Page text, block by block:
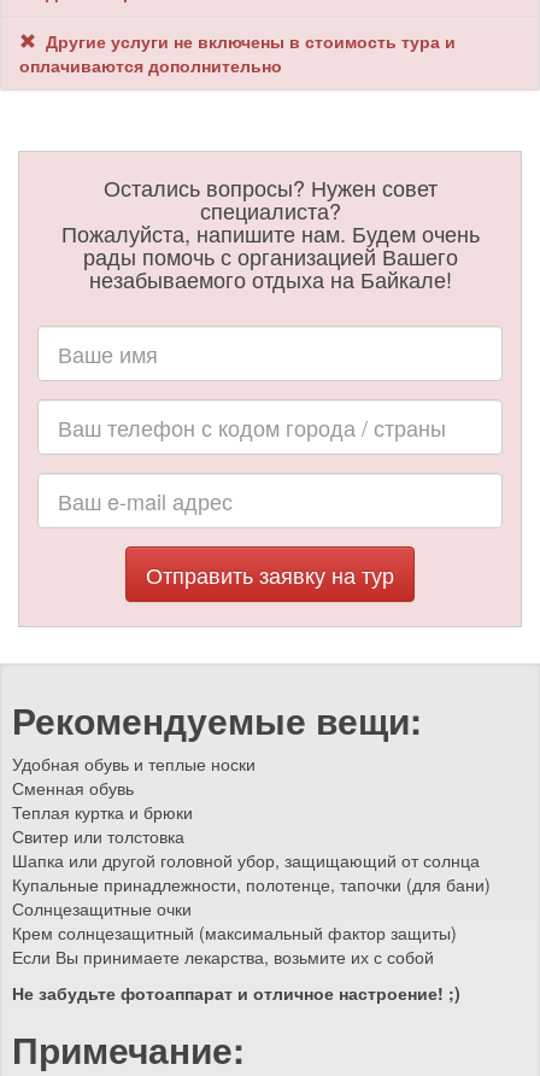
Другие услуги не включены в стоимость тура и
оплачиваются дополнительно
Остались вопросы? Нужен совет
специалиста?
Пожалуйста, напишите нам. Будем очень
рады помочь с организацией Вашего
незабываемого отдыха на Байкале!
Отправить заявку на тур
Рекомендуемые вещи:
Удобная обувь и теплые носки
Сменная обувь
Теплая куртка и брюки
Свитер или толстовка
Шапка или другой головной убор, защищающий от солнца
Купальные принадлежности, полотенце, тапочки (для бани)
Солнцезащитные очки
Крем солнцезащитный (максимальный фактор защиты)
Если Вы принимаете лекарства, возьмите их с собой
Не забудьте фотоаппарат и отличное настроение! ;)
Примечание: